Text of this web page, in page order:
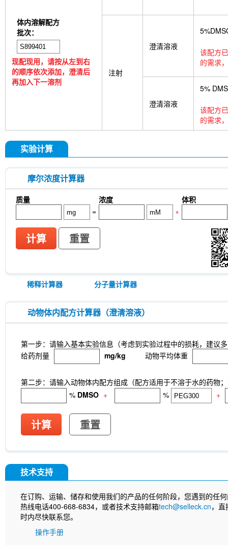
体内溶解配方
批次：
现配现用，请按从左到右
的顺序依次添加，澄清后
再加入下一溶剂
注射
澄清溶液
该配方
的需求
澄清溶液
5%
该配方
的需求
实验计算
摩尔浓度计算器
质量 浓度
体积
=
×
计算 重置
稀释计算器 分子量计算器
动物体内配方计算器（澄清溶液）
第一步：请输入基本实验信息（考虑到实验过程中的损耗，建议
给药剂量
mg/kg 动物平均体重
第二步：请输入动物体内配方组成（配方适用于不溶于水的药物
% DMSO + % +
计算 重置
技术支持
在订购、运输、储存和使用我们的产品的任何阶段，您遇到的任
热线电话400-668-6834，或者技术支持邮箱tech@selleck.cn，
时内尽快联系您。
操作手册